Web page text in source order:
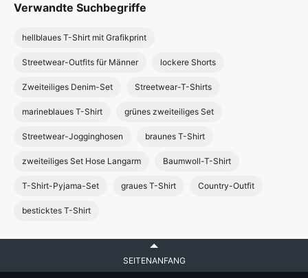
Verwandte Suchbegriffe
hellblaues T-Shirt mit Grafikprint
Streetwear-Outfits für Männer lockere Shorts
Zweiteiliges Denim-Set Streetwear-T-Shirts
marineblaues T-Shirt grünes zweiteiliges Set
Streetwear-Jogginghosen braunes T-Shirt
zweiteiliges Set Hose Langarm Baumwoll-T-Shirt
T-Shirt-Pyjama-Set graues T-Shirt Country-Outfit
besticktes T-Shirt
SEITENANFANG